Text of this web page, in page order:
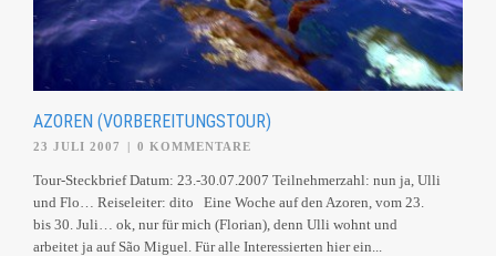
AZOREN (VORBEREITUNGSTOUR)
23 JULI 2007 | 0 KOMMENTARE
Tour-Steckbrief Datum: 23.-30.07.2007 Teilnehmerzahl: nun ja, Ulli
und Flo… Reiseleiter: dito Eine Woche auf den Azoren, vom 23.
bis 30. Juli… ok, nur für mich (Florian), denn Ulli wohnt und
arbeitet ja auf São Miguel. Für alle Interessierten hier ein...